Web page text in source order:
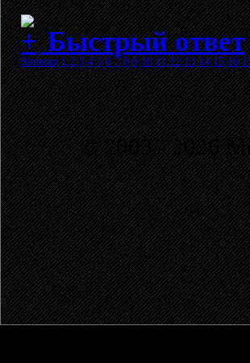
Быстрый ответ
Sitemap 1 2 3 4 5 6 7 8 9 10 11 12 13 14 15 16
© 2003 - 2026